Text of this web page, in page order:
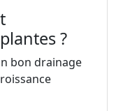
?
bon drainage